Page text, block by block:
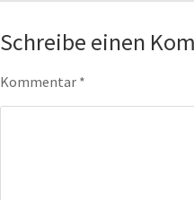
Schreibe einen
Kommentar *